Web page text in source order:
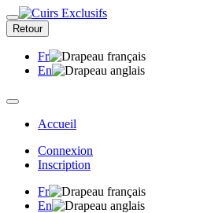
Retour
Fr
En
Accueil
Connexion
Inscription
Fr
En